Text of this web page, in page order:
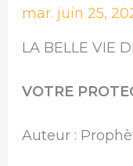
mar. juin 25,
LA BELLE VIE
VOTRE
Auteur :